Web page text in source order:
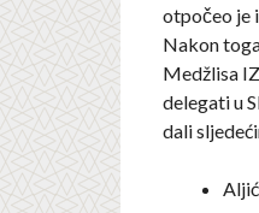
otpočeo je
Nakon
Medžlisa
delegati u
dali